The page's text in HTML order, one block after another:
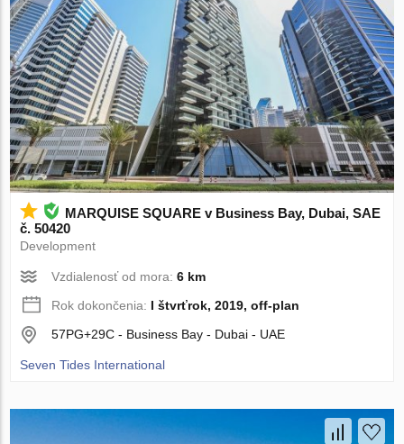
MARQUISE SQUARE v Business Bay, Dubai, SAE
č. 50420
Development
Vzdialenosť od mora:6 km
Rok dokončenia: I štvrťrok, 2019, off-plan
57PG+29C - Business Bay - Dubai - UAE
Seven Tides International